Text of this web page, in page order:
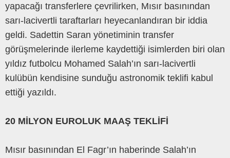
yapacağı transferlere çevrilirken, Mısır basınından
sarı-lacivertli taraftarları heyecanlandıran bir iddia
geldi. Sadettin Saran yönetiminin transfer
görüşmelerinde ilerleme kaydettiği isimlerden biri olan
yıldız futbolcu Mohamed Salah’ın sarı-lacivertli
kulübün kendisine sunduğu astronomik teklifi kabul
ettiği yazıldı.
20 MİLYON EUROLUK MAAŞ TEKLİFİ
Mısır basınından El Fagr’ın haberinde Salah’ın